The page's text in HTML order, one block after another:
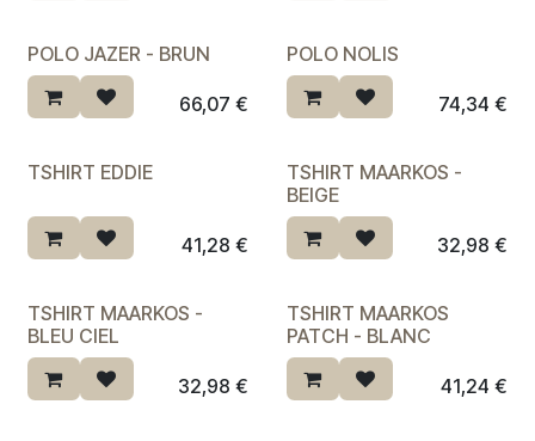
POLO JAZER - BRUN
66,07 €
POLO NOLIS
74,34 €
TSHIRT EDDIE
41,28 €
TSHIRT MAARKOS -
BEIGE
32,98 €
TSHIRT MAARKOS -
BLEU CIEL
32,98 €
TSHIRT MAARKOS
PATCH - BLANC
41,24 €